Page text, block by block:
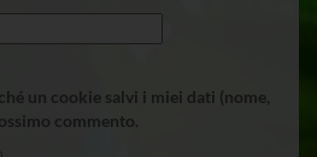
un cookie salvi i miei dati (nome,
commento.